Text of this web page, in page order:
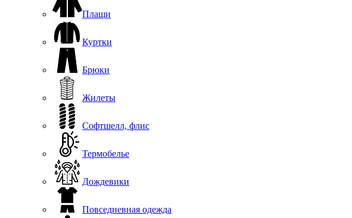
Плащи
Куртки
Брюки
Жилеты
Софтшелл, флис
Термобелье
Дождевики
Повседневная одежда